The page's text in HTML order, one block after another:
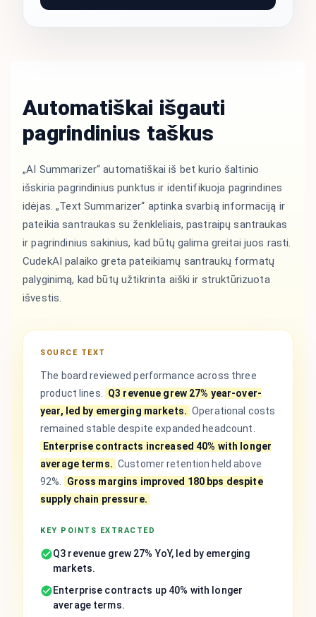
SOURCE TEXT
The board reviewed performance across three
product lines.
Q3 revenue grew 27% year-over-
year, led by emerging markets. Operational costs
remained stable despite expanded headcount.
Enterprise contracts increased 40% with longer
average terms. Customer retention held above
92%.
Gross margins improved 180 bps despite
supply chain pressure.
KEY POINTS EXTRACTED
Q3 revenue grew 27% YoY, led by emerging
markets.
Enterprise contracts up 40% with longer
average terms.
Automatiškai išgauti
pagrindinius taškus
„AI Summarizer“ automatiškai iš bet kurio šaltinio
išskiria pagrindinius punktus ir identifikuoja pagrindines
idėjas. „Text Summarizer“ aptinka svarbią informaciją ir
pateikia santraukas su ženkleliais, pastraipų santraukas
ir pagrindinius sakinius, kad būtų galima greitai juos rasti.
CudekAI palaiko greta pateikiamų santraukų formatų
palyginimą, kad būtų užtikrinta aiški ir struktūrizuota
išvestis.